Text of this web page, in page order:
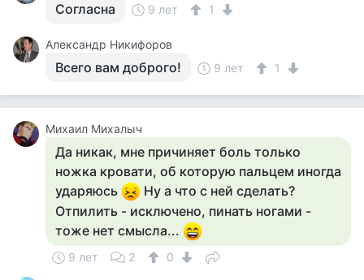
Согласна 9 лет 1
Александр Никифоров
Всего вам доброго! 9 лет 1
Михаил Михалыч
Да никак, мне причиняет боль только
ножка кровати, об которую пальцем иногда
ударяюсь
Ну а что с ней сделать?
Отпилить - исключено, пинать ногами -
тоже нет смысла...
9 лет 2
0